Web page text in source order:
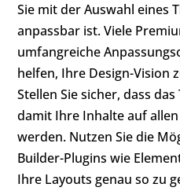
Sie mit der Auswahl eines
anpassbar ist. Viele
umfangreiche
helfen, Ihre Design-Vision
Stellen Sie sicher, dass
damit Ihre Inhalte auf
werden. Nutzen Sie die
Builder-Plugins wie
Ihre Layouts genau so zu